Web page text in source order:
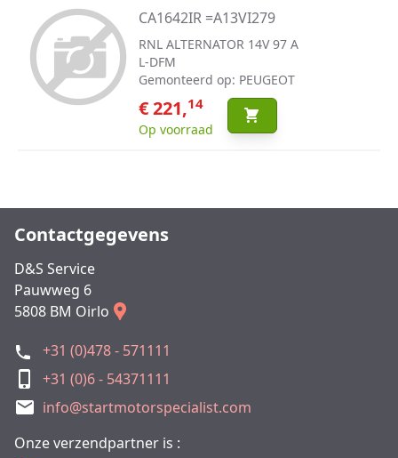
CA1642IR =A13VI279
RNL ALTERNATOR 14V 97 A
L-DFM
Gemonteerd op: PEUGEOT
€ 221,14
Op voorraad
Contactgegevens
D&S Service
Pauwweg 6
5808 BM Oirlo
+31 (0)478 - 571111
+31 (0)6 - 54371111
info@startmotorspecialist.com
Onze verzendpartner is :